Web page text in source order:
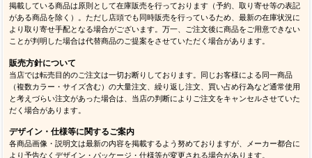
掲載している商品は原則として在庫販売を行っております（予約、取り寄せ等の表記
がある商品を除く）。ただし店頭でも同時販売を行っているため、最新の在庫状況に
より取り寄せ手配となる場合がございます。万一、ご注文後に商品をご用意できない
ことが判明した場合は代替商品のご提案をさせていただく場合があります。
販売方針について
当店では転売目的のご注文は一切お断りしております。同じお客様による同一商品
（複数カラー・サイズ含む）の大量注文、繰り返し注文、買い占め行為など通常使用
と考えづらい注文があった場合は、当店の判断によりご注文をキャンセルさせていた
だく場合があります。
デザイン・仕様等に関するご案内
各商品画像・説明文は最新の内容を掲載するよう努めておりますが、メーカー都合に
より予告なくデザイン・パッケージ・仕様等が変更される場合があります。